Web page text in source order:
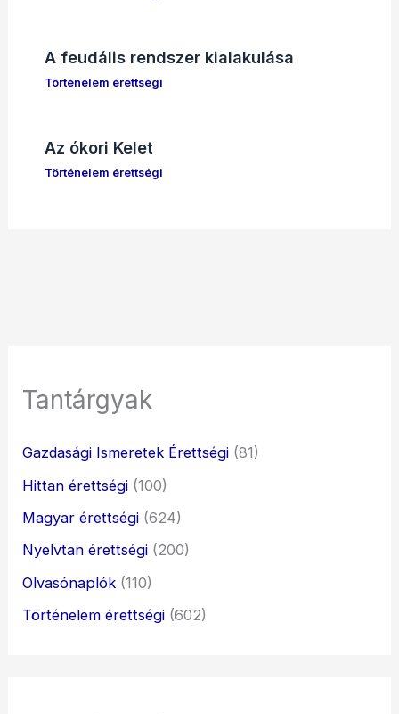
A feudális rendszer kialakulása
Történelem érettségi
Az ókori Kelet
Történelem érettségi
Tantárgyak
Gazdasági Ismeretek Érettségi (81)
Hittan érettségi (100)
Magyar érettségi (624)
Nyelvtan érettségi (200)
Olvasónaplók (110)
Történelem érettségi (602)